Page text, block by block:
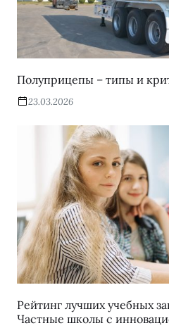
Полуприцепы – типы и
23.03.2026
Рейтинг лучших учебных
Частные школы с